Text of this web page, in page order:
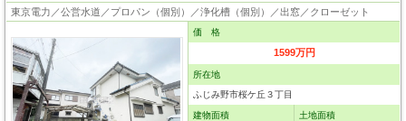
東京電力／公営水道／プロパン（個別）／浄化槽（個別）／出窓／クローゼット
価 格
1599万円
所在地
ふじみ野市桜ケ丘３丁目
建物面積 土地面積